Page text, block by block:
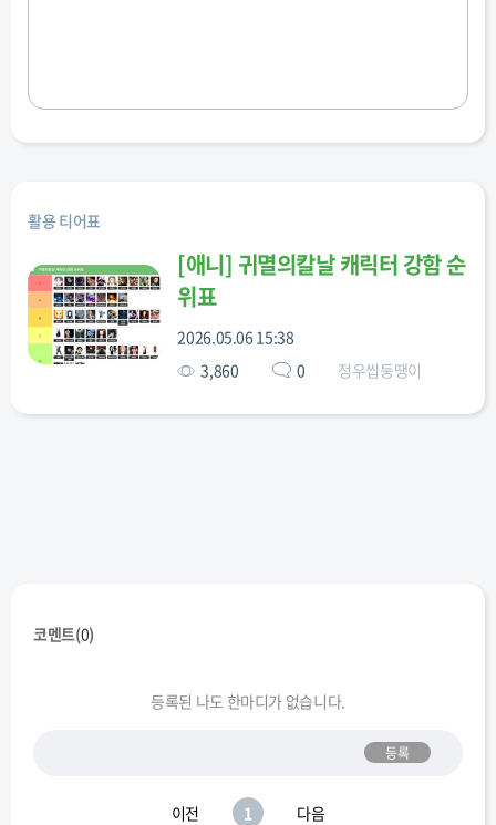
활용 티어표
[애니] 귀멸의칼날 캐릭터 강함 순
위표
2026.05.06 15:38
3,860
0 정우씹둥땡이
코멘트(0)
등록된 나도 한마디가 없습니다.
등록
이전 1 다음